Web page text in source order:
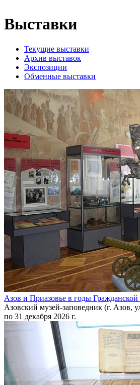
Выставки
Текущие выставки
Архив выставок
Экспозиции
Обменные выставки
Азов и Приазовье в годы
Азовский музей-заповедник (г. Азов,
по 31 декабря 2026 г.